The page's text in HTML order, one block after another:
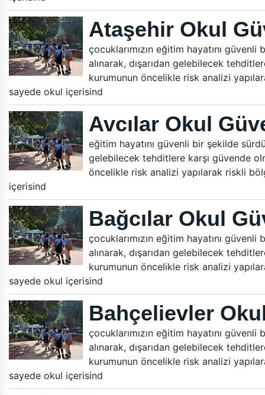
Ataşehir Okul
çocuklarımızın eğitim hayatını
alınarak, dışarıdan gelebilecek
kurumunun öncelikle risk analizi
sayede okul içerisind
Avcılar Okul
eğitim hayatını güvenli bir şekilde
gelebilecek tehditlere karşı güvende
öncelikle risk analizi yapılarak riskli
içerisind
Bağcılar Okul
çocuklarımızın eğitim hayatını
alınarak, dışarıdan gelebilecek
kurumunun öncelikle risk analizi
sayede okul içerisind
Bahçelievler
çocuklarımızın eğitim hayatını
alınarak, dışarıdan gelebilecek
kurumunun öncelikle risk analizi
sayede okul içerisind